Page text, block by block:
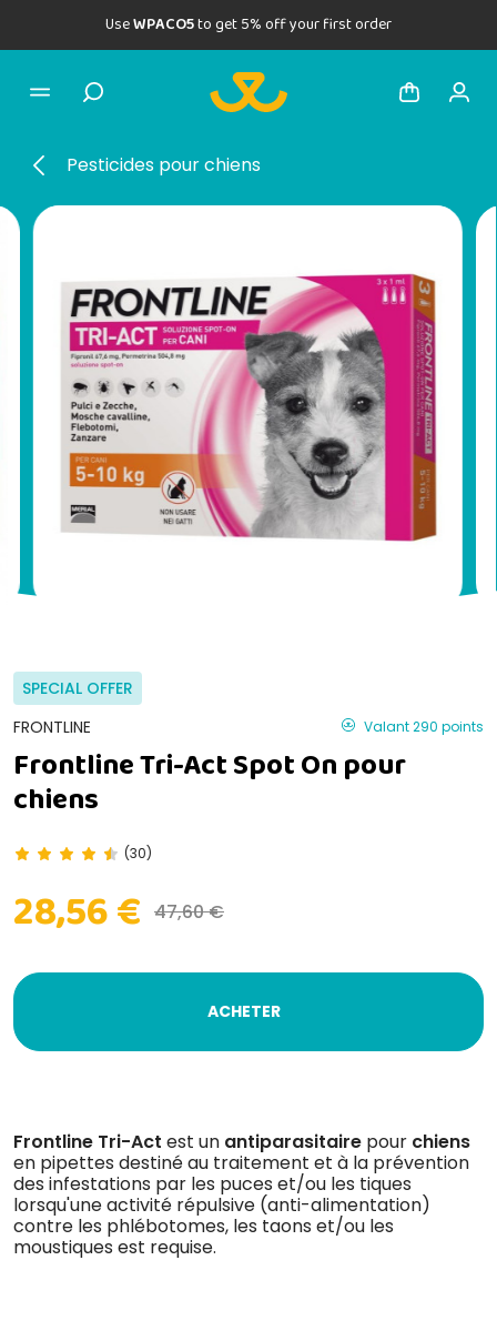
UseWPACO5to get 5% off your first order
Pesticides pour chiens
SPECIAL OFFER
FRONTLINE
Valant 290 points
Frontline Tri-Act Spot On pour
chiens
(30)
28,56 € 47,60 €
ACHETER
Frontline Tri-Act est un antiparasitaire pour chiens
en pipettes destiné au traitement et à la prévention
des infestations par les puces et/ou les tiques
lorsqu'une activité répulsive (anti-alimentation)
contre les phlébotomes, les taons et/ou les
moustiques est requise.